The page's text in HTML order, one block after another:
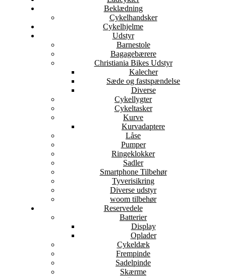
Beklædning
Cykelhandsker
Cykelhjelme
Udstyr
Barnestole
Bagagebærere
Christiania Bikes Udstyr
Kalecher
Sæde og fastspændelse
Diverse
Cykellygter
Cykeltasker
Kurve
Kurvadaptere
Låse
Pumper
Ringeklokker
Sadler
Smartphone Tilbehør
Tyverisikring
Diverse udstyr
woom tilbehør
Reservedele
Batterier
Display
Oplader
Cykeldæk
Frempinde
Sadelpinde
Skærme